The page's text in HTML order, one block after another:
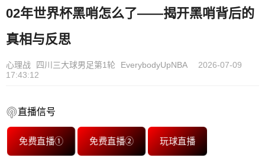
02年世界杯黑哨怎么了——揭开黑哨背后的
真相与反思
心理战 四川三大球男足第1轮 EverybodyUpNBA
2026-07-09
17:43:12
直播信号
免费直播① 免费直播② 玩球直播